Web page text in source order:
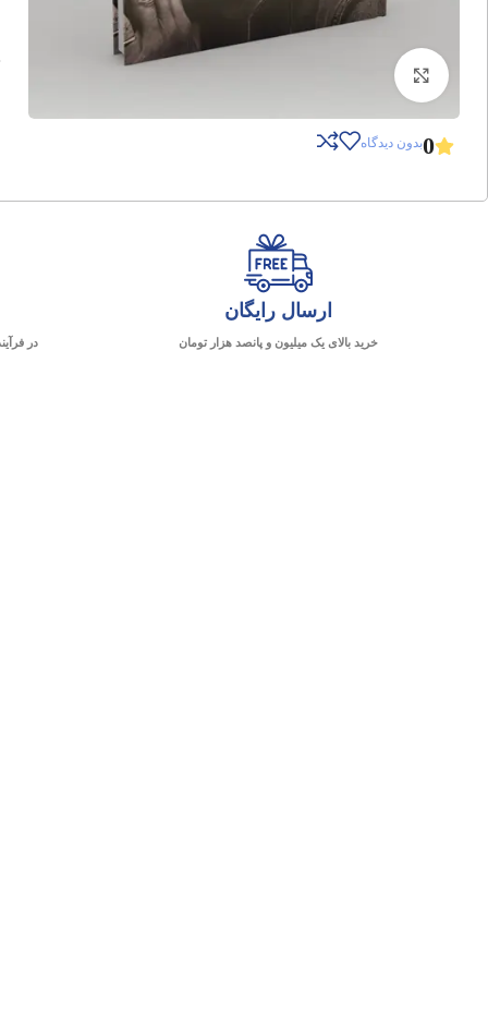
0بدون دیدگاه
ارسال رایگان
خرید بالای یک میلیون و پانصد هزار تومان در